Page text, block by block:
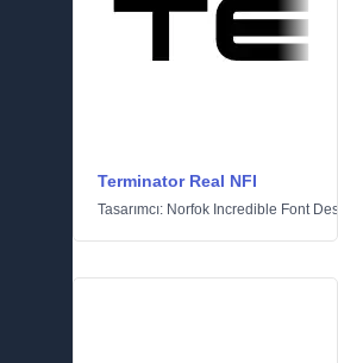
Terminator Real NFI
Tasarımcı: Norfok Incredible Font